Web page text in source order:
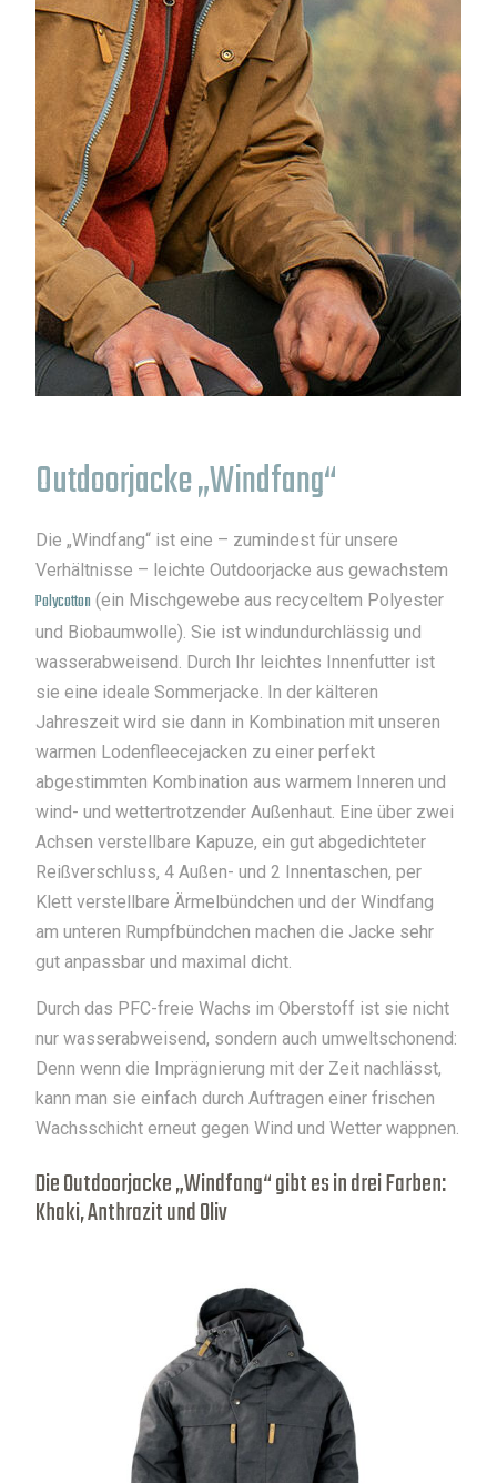
Outdoorjacke „Windfang“
Die „Windfang“ ist eine – zumindest für unsere
Verhältnisse – leichte Outdoorjacke aus gewachstem
Polycotton (ein Mischgewebe aus recyceltem Polyester
und Biobaumwolle). Sie ist windundurchlässig und
wasserabweisend. Durch Ihr leichtes Innenfutter ist
sie eine ideale Sommerjacke. In der kälteren
Jahreszeit wird sie dann in Kombination mit unseren
warmen Lodenfleecejacken zu einer perfekt
abgestimmten Kombination aus warmem Inneren und
wind- und wettertrotzender Außenhaut. Eine über zwei
Achsen verstellbare Kapuze, ein gut abgedichteter
Reißverschluss, 4 Außen- und 2 Innentaschen, per
Klett verstellbare Ärmelbündchen und der Windfang
am unteren Rumpfbündchen machen die Jacke sehr
gut anpassbar und maximal dicht.
Durch das PFC-freie Wachs im Oberstoff ist sie nicht
nur wasserabweisend, sondern auch umweltschonend:
Denn wenn die Imprägnierung mit der Zeit nachlässt,
kann man sie einfach durch Auftragen einer frischen
Wachsschicht erneut gegen Wind und Wetter wappnen.
Die Outdoorjacke „Windfang“ gibt es in drei Farben:
Khaki, Anthrazit und Oliv